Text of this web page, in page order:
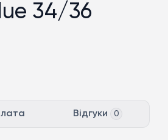
34/36
Відгуки 0